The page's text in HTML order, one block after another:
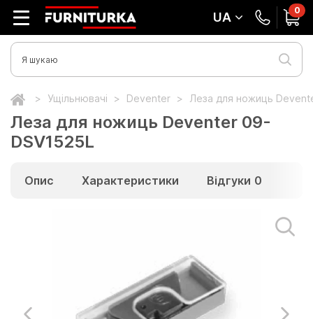
UA 0
Ущільнювачі Deventer Леза для ножиць
Леза для ножиць Deventer 09-
DSV1525L
Опис Характеристики Відгуки 0